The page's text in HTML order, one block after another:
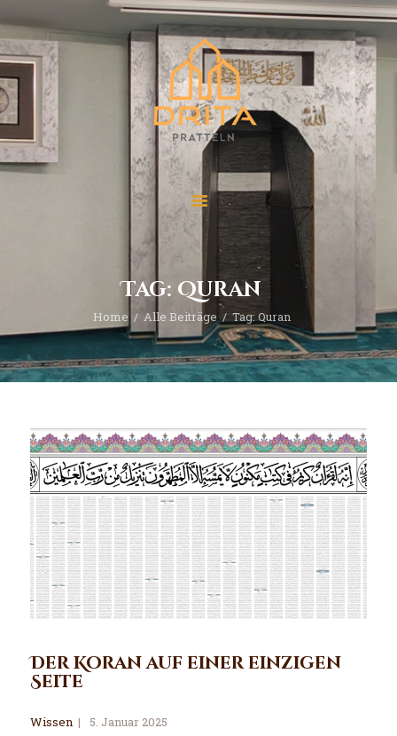
Tag: Quran
Home Alle Beiträge Tag: Quran
Start
Über “Drita”
Veranstaltungen
Der Koran auf einer einzigen
Seite
Wissen 5. Januar 2025